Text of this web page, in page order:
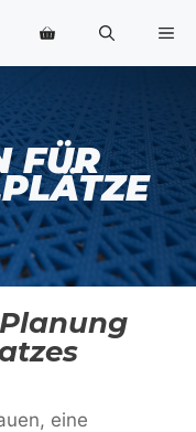
FÜR
eine